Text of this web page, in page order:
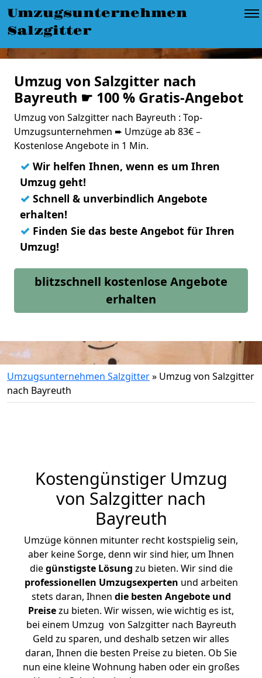
Umzugsunternehmen
Salzgitter
Umzug von Salzgitter nach
Bayreuth ☛ 100 % Gratis-Angebot
Umzug von Salzgitter nach Bayreuth : Top-
Umzugsunternehmen ➨ Umzüge ab 83€ –
Kostenlose Angebote in 1 Min.
✓ Wir helfen Ihnen, wenn es um Ihren
Umzug geht!
✓ Schnell & unverbindlich Angebote
erhalten!
✓ Finden Sie das beste Angebot für Ihren
Umzug!
blitzschnell kostenlose Angebote
erhalten
Umzugsunternehmen Salzgitter» Umzug von Salzgitter
nach Bayreuth
Kostengünstiger Umzug
von Salzgitter nach
Bayreuth
Umzüge können mitunter recht kostspielig sein,
aber keine Sorge, denn wir sind hier, um Ihnen
diegünstigste Lösung zu bieten. Wir sind die
professionellen Umzugsexperten und arbeiten
stets daran, Ihnen die besten Angebote und
Preisezu bieten. Wir wissen, wie wichtig es ist,
bei einem Umzug von Salzgitter nach Bayreuth
Geld zu sparen, und deshalb setzen wir alles
daran, Ihnen die besten Preise zu bieten. Ob Sie
nun eine kleine Wohnung haben oder ein großes